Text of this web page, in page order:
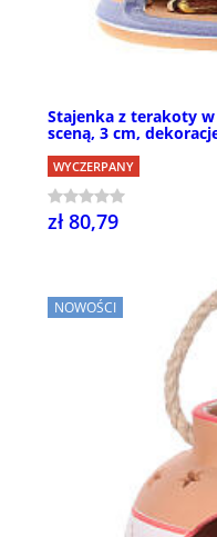
Stajenka z terakoty
sceną, 3 cm,
WYCZERPANY
zł 80,79
NOWOŚCI